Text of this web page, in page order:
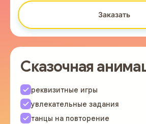
Заказать
Сказочная
реквизитные игры
увлекательные задания
танцы на повторение